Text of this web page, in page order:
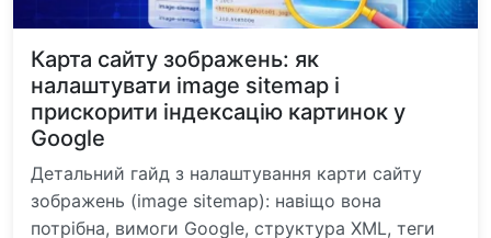
Карта сайту зображень: як
налаштувати image sitemap і
прискорити індексацію картинок у
Google
Детальний гайд з налаштування карти сайту
зображень (image sitemap): навіщо вона
потрібна, вимоги Google, структура XML, теги